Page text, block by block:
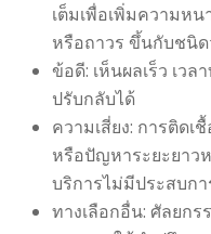
เต็มเพื่อเพิ่มความห
หรือถาวร ขึ้นกับชนิ
ข้อดี: เห็นผลเร็ว เว
ปรับกลับได้
ความเสี่ยง: การติดเ
หรือปัญหาระยะยาว
บริการไม่มีประสบก
ทางเลือกอื่น: ศัลยก